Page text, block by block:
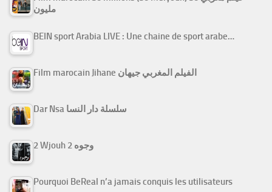
مليون
BEIN sport Arabia LIVE : Une chaine de sport arabe…
Film marocain Jihane الفيلم المغربي جيهان
Dar Nsa سلسلة دار النسا
2 Wjouh 2 وجوه
Pourquoi BeReal n’a jamais conquis les utilisateurs